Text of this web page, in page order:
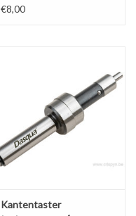
Machinewaterpas
€8,00
Kantentaster